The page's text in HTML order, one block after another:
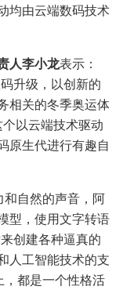
均由云端数码技术
人李小龙表示：
升级，以创新的
相关的冬季奥运体
以云端技术驱动
原生代进行有趣自
和自然的声音，阿
型，使用文字转语
创建各种逼真的
人工智能技术的支
，都是一个性格活